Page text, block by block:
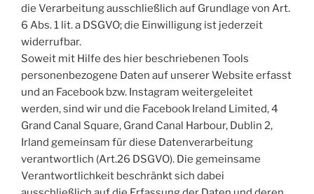
die Verarbeitung ausschließlich auf Grundlage von Art.
6 Abs. 1 lit. a DSGVO; die Einwilligung ist jederzeit
widerrufbar.
Soweit mit Hilfe des hier beschriebenen Tools
personenbezogene Daten auf unserer Website erfasst
und an Facebook bzw. Instagram weitergeleitet
werden, sind wir und die Facebook Ireland Limited, 4
Grand Canal Square, Grand Canal Harbour, Dublin 2,
Irland gemeinsam für diese Datenverarbeitung
verantwortlich (Art.26 DSGVO). Die gemeinsame
Verantwortlichkeit beschränkt sich dabei